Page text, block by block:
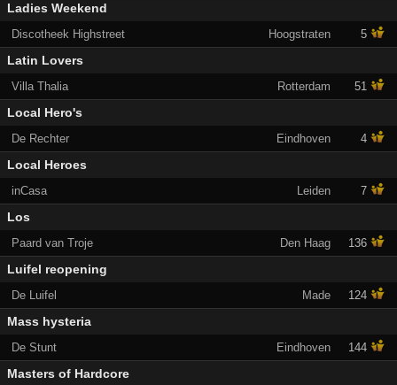
Ladies Weekend
Discotheek Highstreet Hoogstraten 5
Latin Lovers
Villa Thalia Rotterdam 51
Local Hero's
De Rechter Eindhoven 4
Local Heroes
inCasa Leiden 7
Los
Paard van Troje Den Haag 136
Luifel reopening
De Luifel Made 124
Mass hysteria
De Stunt Eindhoven 144
Masters of Hardcore